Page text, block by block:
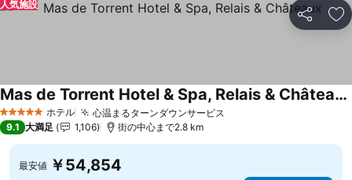
シェア お
人気施設
5 ホテルのランク
ホテル 心温まるターンダウンサービス
Mas de Torrent Hotel & Spa, Relais & Châteaux
9.1 大満足 1,106 街の中心まで2.8 km
最安値 ￥54,854